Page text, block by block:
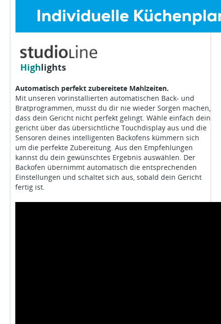
Highlights
Automatisch perfekt zubereitete Mahlzeiten.
Mit unseren vorinstallierten automatischen Back- und
Bratprogrammen, musst du dir nie wieder Sorgen machen,
dass dein Gericht nicht perfekt gelingt. Wähle einfach dein
gericht über das übersichtliche Touchdisplay aus und die
Sensoren deines intelligenten Backofens kümmern sich
um die perfekte Zubereitung. Aus den Empfehlungen
kannst du dein gewünschtes Ergebnis auswählen. Der
Backofen übernimmt automatisch die entsprechenden
Einstellungen und schaltet sich aus, sobald dein Gericht
fertig ist.